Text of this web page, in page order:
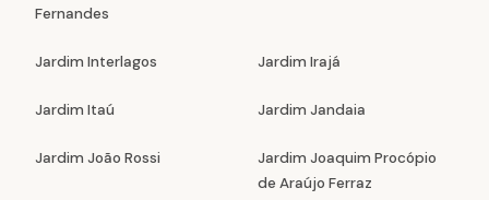
Fernandes
Jardim Interlagos Jardim Irajá
Jardim Itaú Jardim Jandaia
Jardim João Rossi
Jardim Joaquim Procópio
de Araújo Ferraz